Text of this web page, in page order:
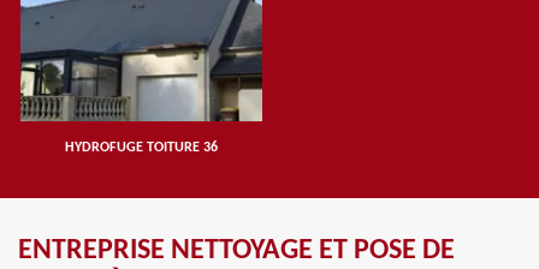
HYDROFUGE TOITURE 36
ENTREPRISE NETTOYAGE ET POSE DE